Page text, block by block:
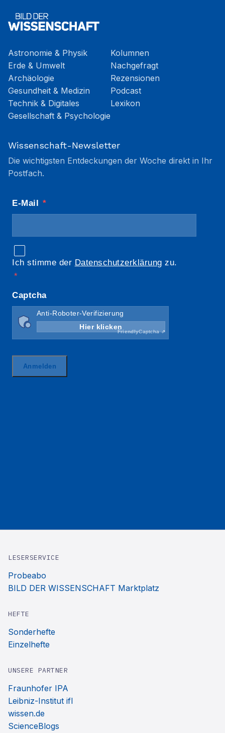
Astronomie & Physik
Erde & Umwelt
Archäologie
Gesundheit & Medizin
Technik & Digitales
Gesellschaft & Psychologie
Kolumnen
Nachgefragt
Rezensionen
Podcast
Lexikon
Wissenschaft-Newsletter
Die wichtigsten Entdeckungen der Woche direkt in Ihr
Postfach.
LESERSERVICE
Probeabo
BILD DER WISSENSCHAFT Marktplatz
HEFTE
Sonderhefte
Einzelhefte
UNSERE PARTNER
Fraunhofer IPA
Leibniz-Institut ifl
wissen.de
ScienceBlogs